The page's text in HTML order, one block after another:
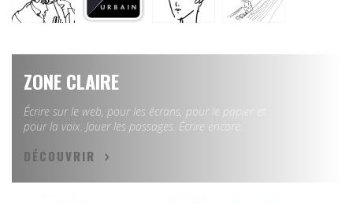
ZONE CLAIRE
Écrire sur le web, pour les écrans, pour le papier et
pour la voix. Jouer les passages. Écrire encore.
DÉCOUVRIR